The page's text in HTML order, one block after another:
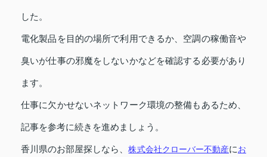
した。
電化製品を目的の場所で利用できるか、空調の稼働音や
臭いが仕事の邪魔をしないかなどを確認する必要があり
ます。
仕事に欠かせないネットワーク環境の整備もあるため、
記事を参考に続きを進めましょう。
香川県のお部屋探しなら、株式会社クローバー不動産にお